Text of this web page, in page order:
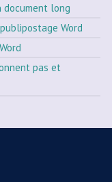
document long
Word
pas et